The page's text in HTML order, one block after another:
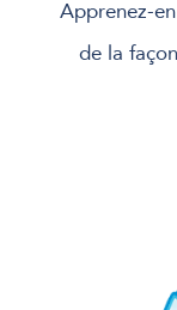
Apprenez-
de la